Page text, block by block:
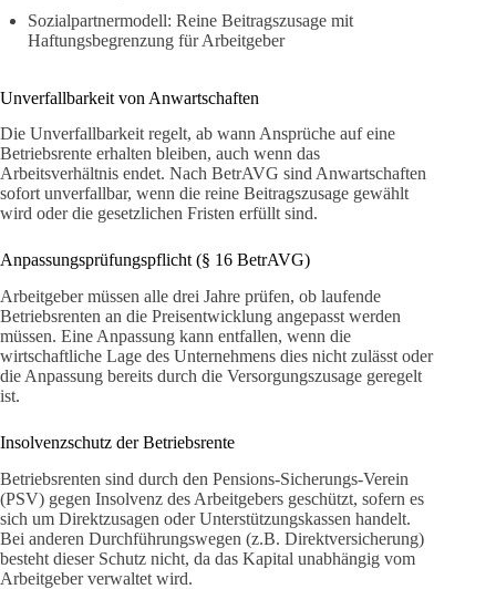
Sozialpartnermodell: Reine Beitragszusage mit
Haftungsbegrenzung für Arbeitgeber
Unverfallbarkeit von Anwartschaften
Die Unverfallbarkeit regelt, ab wann Ansprüche auf eine
Betriebsrente erhalten bleiben, auch wenn das
Arbeitsverhältnis endet. Nach BetrAVG sind Anwartschaften
sofort unverfallbar, wenn die reine Beitragszusage gewählt
wird oder die gesetzlichen Fristen erfüllt sind.
Anpassungsprüfungspflicht (§ 16 BetrAVG)
Arbeitgeber müssen alle drei Jahre prüfen, ob laufende
Betriebsrenten an die Preisentwicklung angepasst werden
müssen. Eine Anpassung kann entfallen, wenn die
wirtschaftliche Lage des Unternehmens dies nicht zulässt oder
die Anpassung bereits durch die Versorgungszusage geregelt
ist.
Insolvenzschutz der Betriebsrente
Betriebsrenten sind durch den Pensions-Sicherungs-Verein
(PSV) gegen Insolvenz des Arbeitgebers geschützt, sofern es
sich um Direktzusagen oder Unterstützungskassen handelt.
Bei anderen Durchführungswegen (z.B. Direktversicherung)
besteht dieser Schutz nicht, da das Kapital unabhängig vom
Arbeitgeber verwaltet wird.